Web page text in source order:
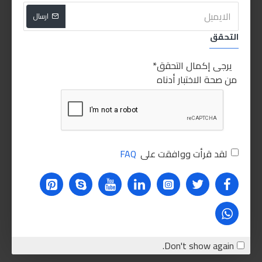
ارسال
التحقق
يرجى إكمال التحقق
من صحة الاختبار أدناه
لقد قرأت ووافقت على FAQ
Don't show again.